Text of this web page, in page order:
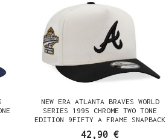
NEW ERA ATLANTA BRAVES WORLD
SERIES 1995 CHROME TWO TONE
EDITION 9FIFTY A FRAME SNAPBACK
CAP
42,90 €